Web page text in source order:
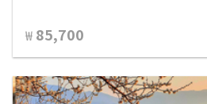
₩ 85,700